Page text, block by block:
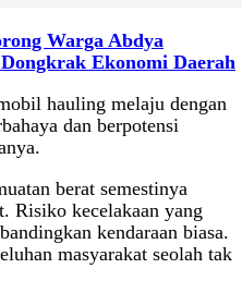
Warga Abdya
Ekonomi Daerah
hauling melaju dengan
dan berpotensi
berat semestinya
Risiko kecelakaan yang
kendaraan biasa.
masyarakat seolah tak